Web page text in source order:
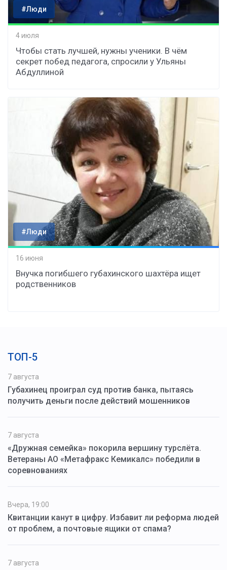
#Люди
4 июля
Чтобы стать лучшей, нужны ученики. В чём
секрет побед педагога, спросили у Ульяны
Абдуллиной
#Люди
16 июня
Внучка погибшего губахинского шахтёра ищет
родственников
ТОП-5
7 августа
Губахинец проиграл суд против банка, пытаясь
получить деньги после действий мошенников
7 августа
«Дружная семейка» покорила вершину турслёта.
Ветераны АО «Метафракс Кемикалс» победили в
соревнованиях
Вчера, 19:00
Квитанции канут в цифру. Избавит ли реформа людей
от проблем, а почтовые ящики от спама?
7 августа